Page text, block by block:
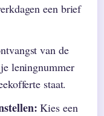
een brief
van de
leningnummer
staat.
Kies een